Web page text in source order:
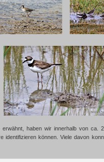
haben wir innerhalb von ca.
identifizieren können. Viele davon